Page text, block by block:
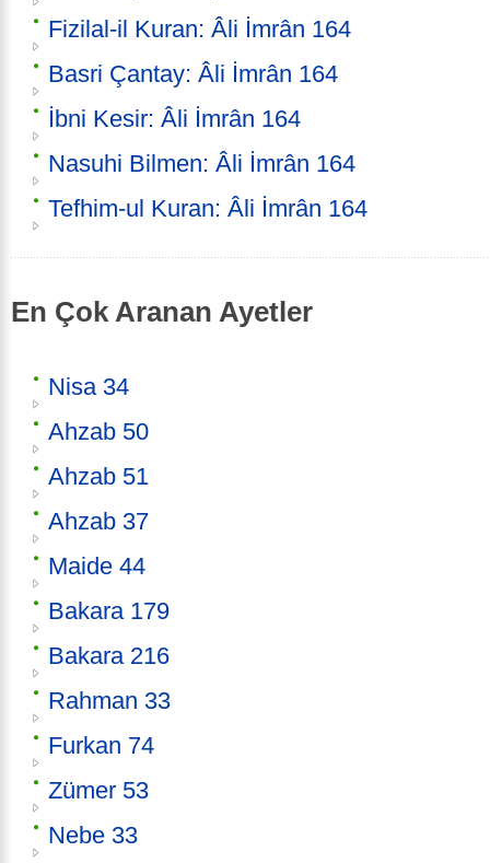
Fizilal-il Kuran: Âli İmrân 164
Basri Çantay: Âli İmrân 164
İbni Kesir: Âli İmrân 164
Nasuhi Bilmen: Âli İmrân 164
Tefhim-ul Kuran: Âli İmrân 164
En Çok Aranan Ayetler
Nisa 34
Ahzab 50
Ahzab 51
Ahzab 37
Maide 44
Bakara 179
Bakara 216
Rahman 33
Furkan 74
Zümer 53
Nebe 33